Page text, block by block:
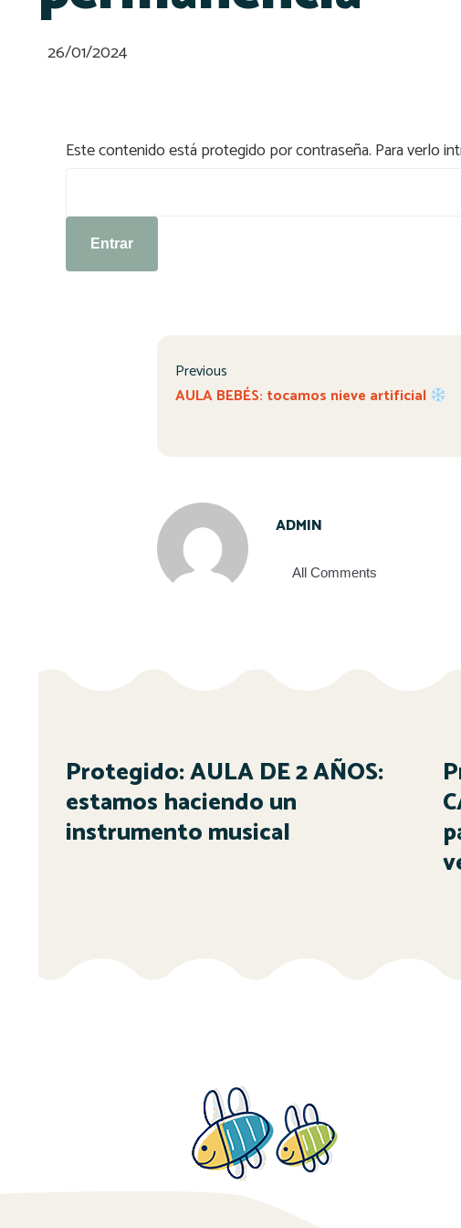
26/01/2024
Este contenido está protegido por contraseña. Para verlo
Previous
AULA BEBÉS: tocamos nieve artificial
ADMIN
All Comments
Protegido: AULA DE 2 AÑOS:
estamos haciendo un
instrumento musical